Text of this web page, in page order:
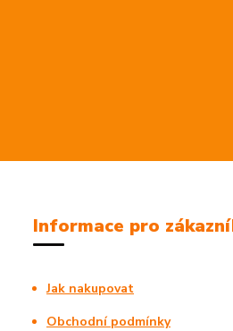
Informace pro
Jak nakupovat
Obchodní podmínky